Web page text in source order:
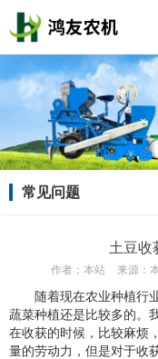
常见问题
土豆收
作者： 本站 来源：
随着现在农业种植行
蔬菜种植还是比较多的。
在收获的时候，比较麻烦
量的劳动力，但是对于收